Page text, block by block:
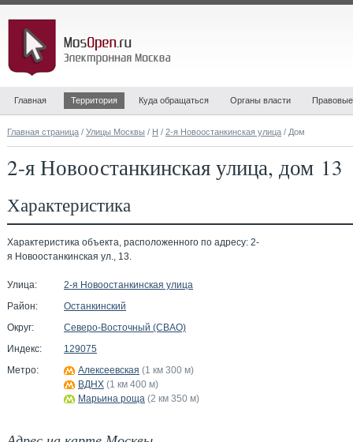
Главная Территория Куда обращаться Органы власти
Главная страница / Улицы Москвы / Н / 2-я Новоостанкинская улица / Дом
2-я Новоостанкинская улица, дом 13
Характеристика
Характеристика объекта, расположенного по адресу: 2-
я Новоостанкинская ул., 13.
Улица:
2-я Новоостанкинская улица
Район:
Останкинский
Округ:
Северо-Восточный (СВАО)
Индекс:
129075
Метро:
Алексеевская (1 км 300 м)
ВДНХ (1 км 400 м)
Марьина роща (2 км 350 м)